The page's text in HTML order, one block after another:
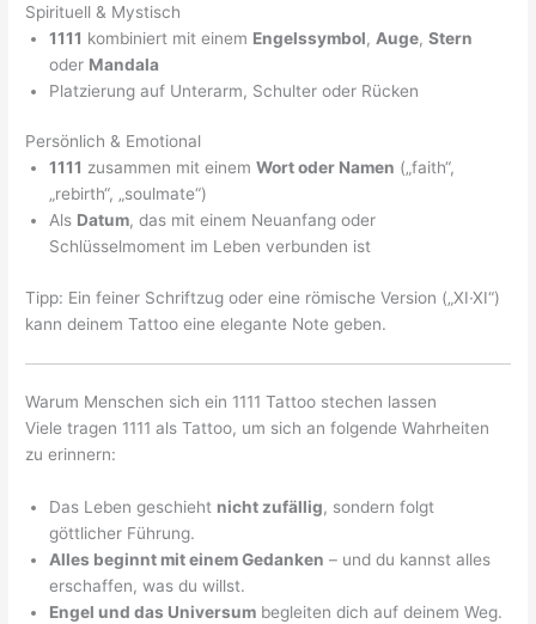
Spirituell & Mystisch
1111 kombiniert mit einem Engelssymbol, Auge,Stern
oder Mandala
Platzierung auf Unterarm, Schulter oder Rücken
Persönlich & Emotional
1111 zusammen mit einemWort oder Namen („faith“,
„rebirth“, „soulmate“)
Als Datum, das mit einem Neuanfang oder
Schlüsselmoment im Leben verbunden ist
Tipp: Ein feiner Schriftzug oder eine römische Version („XI·XI“)
kann deinem Tattoo eine elegante Note geben.
Warum Menschen sich ein 1111 Tattoo stechen lassen
Viele tragen 1111 als Tattoo, um sich an folgende Wahrheiten
zu erinnern:
Das Leben geschieht nicht zufällig, sondern folgt
göttlicher Führung.
Alles beginnt mit einem Gedanken – und du kannst alles
erschaffen, was du willst.
Engel und das Universum begleiten dich auf deinem Weg.